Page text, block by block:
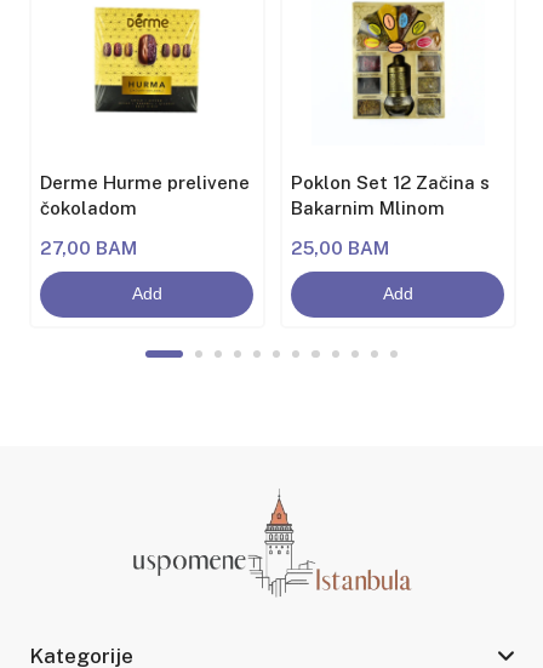
Derme Hurme prelivene
čokoladom
27,00 BAM
Add
Poklon Set 12 Začina s
Bakarnim Mlinom
25,00 BAM
Add
Kategorije